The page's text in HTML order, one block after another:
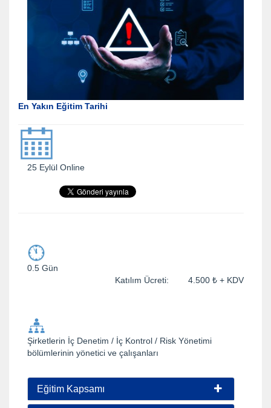
En Yakın Eğitim Tarihi
25 Eylül Online
0.5 Gün
Katılım Ücreti: 4.500 ₺ + KDV
Şirketlerin İç Denetim / İç Kontrol / Risk Yönetimi
bölümlerinin yönetici ve çalışanları
Eğitim Kapsamı